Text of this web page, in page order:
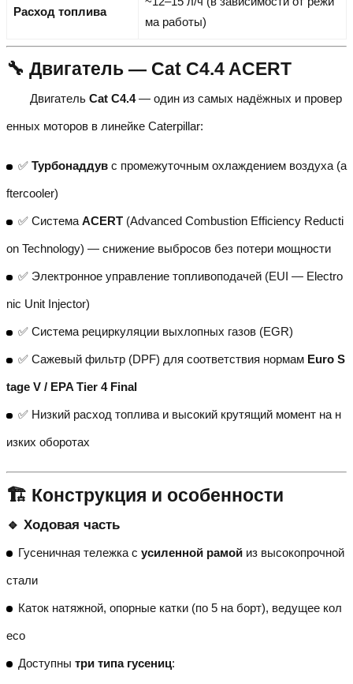
Расход топлива
ма работы)
🔧 Двигатель — Cat C4.4 ACERT
Двигатель Cat C4.4— один из самых надёжных и провер
енных моторов в линейке Caterpillar:
✅ Турбонаддув с промежуточным охлаждением воздуха (a
ftercooler)
✅ Система ACERT (Advanced Combustion Efficiency Reducti
on Technology) — снижение выбросов без потери мощности
✅ Электронное управление топливоподачей (EUI — Electro
nic Unit Injector)
✅ Система рециркуляции выхлопных газов (EGR)
✅ Сажевый фильтр (DPF) для соответствия нормам Euro S
tage V / EPA Tier 4 Final
✅ Низкий расход топлива и высокий крутящий момент на н
изких оборотах
🏗️ Конструкция и особенности
🔹 Ходовая часть
Гусеничная тележка с усиленной рамой из высокопрочной
стали
Каток натяжной, опорные катки (по 5 на борт), ведущее кол
есо
Доступны три типа гусениц: